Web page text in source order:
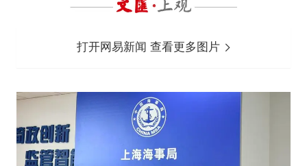
打开网易新闻 查看更多图片